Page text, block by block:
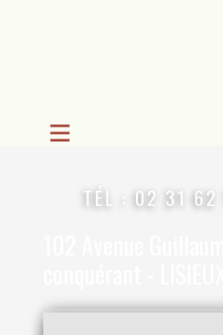
TÉL : 02 31 62